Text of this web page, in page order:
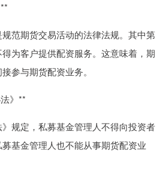
规范期货交易活动的法律法规。其中第
为客户提供配资服务。这意味着，期
参与期货配资业务。
》**
》规定，私募基金管理人不得向投资者
基金管理人也不能从事期货配资业